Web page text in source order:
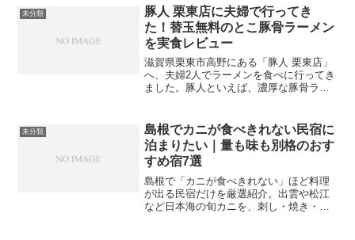
イントを解説します。
未分類
豚人 栗東店に夫婦で行ってき
た！替玉無料のとこ豚骨ラーメン
を実食レビュー
滋賀県栗東市高野にある「豚人 栗東店」
へ、夫婦2人でラーメンを食べに行ってき
ました。豚人といえば、濃厚な豚骨ラー
あっさり系の塩ラーメンを注文しまし
た。麺の種類が豊富で、...
未分類
島根でカニが食べきれない民宿に
泊まりたい｜量も味も別格のおす
すめ宿7選
島根で「カニが食べきれない」ほど料理
が出る民宿だけを厳選紹介。出雲や松江
など日本海の旬カニを、刺し・焼き・鍋